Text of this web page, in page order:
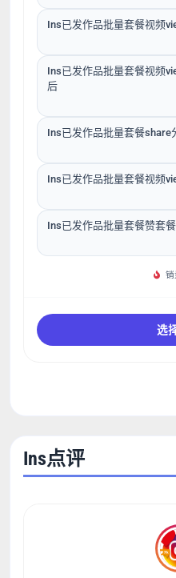
Ins已发作品批量套餐视频
Ins已发作品批量套餐视频
后
Ins已发作品批量套餐share
Ins已发作品批量套餐视频
Ins已发作品批量套餐赞套餐
销
选
Ins点评